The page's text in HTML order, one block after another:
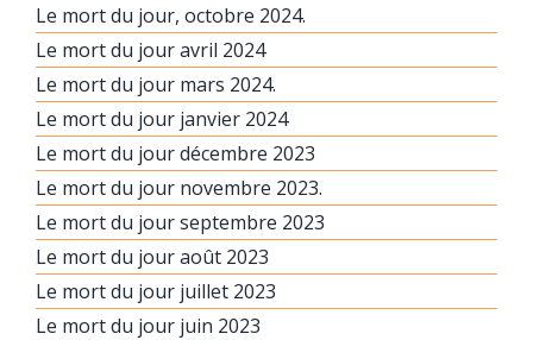
Le mort du jour, octobre 2024.
Le mort du jour avril 2024
Le mort du jour mars 2024.
Le mort du jour janvier 2024
Le mort du jour décembre 2023
Le mort du jour novembre 2023.
Le mort du jour septembre 2023
Le mort du jour août 2023
Le mort du jour juillet 2023
Le mort du jour juin 2023